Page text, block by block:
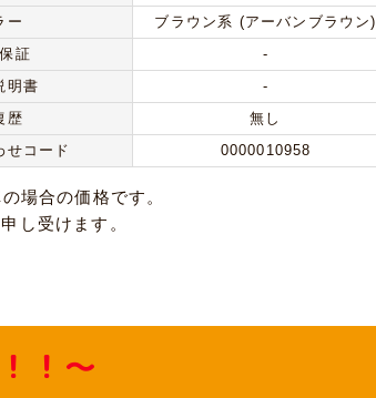
ー
ブラウン系 (アーバンブラウン)
証
-
明書
-
歴
無し
せコード 0000010958
場合の価格です。
し受けます。
！～